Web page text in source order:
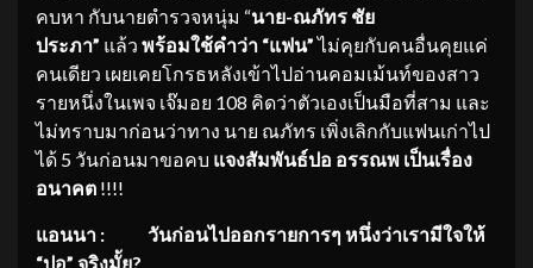
คบหา กับนายตำรวจหนุ่ม “นาย-ณภัทร ชัย
ประภา” แล้ว พร้อมใช้คำว่า “แฟน”ไม่คุยกับคนอื่นคุยแค่
คนเดียว เผยเคยโกรธหลังเข้าไปอ่านคอมเม้นท์ของสาว
รายหนึ่งในเพจ เจ๊มอย 108 คิดว่าตัวเองเป็นมือที่สาม และ
ไม่ทราบมาก่อนว่าทาง นาย ณภัทร เพิ่งเลิกกับแฟนเก่าไป
ได้ 5 วันก่อนมาขอคบ แจงสัมพันธ์ปอ อรรณพ เป็นเรื่อง
อนาคต !!!!
แอนนา : วันก่อนไปออกรายการๆ หนึ่งว่าเรามีใจให้
“ปอ” จริงมั้ย?